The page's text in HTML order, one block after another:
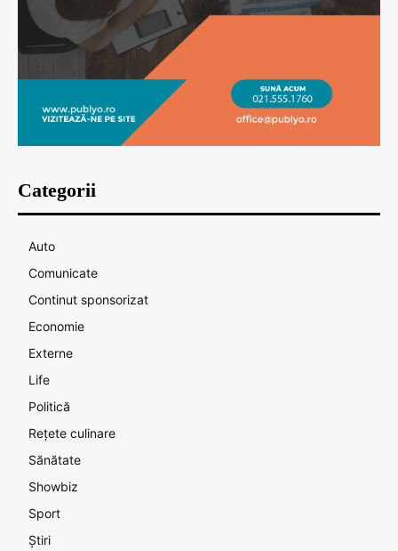
Categorii
Auto
Comunicate
Continut sponsorizat
Economie
Externe
Life
Politică
Rețete culinare
Sănătate
Showbiz
Sport
Știri